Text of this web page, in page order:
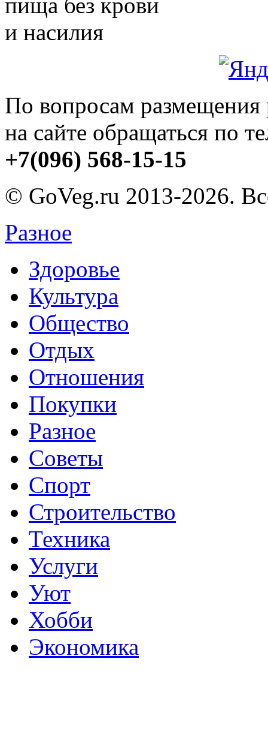
и насилия
По вопросам размещения
на сайте обращаться по
+7(096) 568-15-15
© GoVeg.ru 2013-2026.
Разное
Здоровье
Культура
Общество
Отдых
Отношения
Покупки
Разное
Советы
Спорт
Строительство
Техника
Услуги
Уют
Хобби
Экономика